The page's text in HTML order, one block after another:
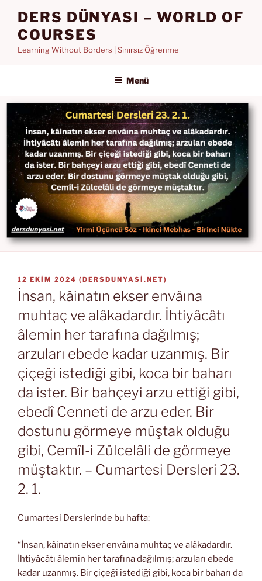
DERS DÜNYASI – WORLD OF
COURSES
Learning Without Borders | Sınırsız Öğrenme
Menü
YAYIM
TARIHI
12 EKIM 2024 (DERSDUNYASI.NET)
İnsan, kâinatın ekser envâına
muhtaç ve alâkadardır. İhtiyâcâtı
âlemin her tarafına dağılmış;
arzuları ebede kadar uzanmış. Bir
çiçeği istediği gibi, koca bir baharı
da ister. Bir bahçeyi arzu ettiği gibi,
ebedî Cenneti de arzu eder. Bir
dostunu görmeye müştak olduğu
gibi, Cemîl-i Zülcelâli de görmeye
müştaktır. – Cumartesi Dersleri 23.
2. 1.
Cumartesi Derslerinde bu hafta:
“İnsan, kâinatın ekser envâına muhtaç ve alâkadardır.
İhtiyâcâtı âlemin her tarafına dağılmış; arzuları ebede
kadar uzanmış. Bir çiçeği istediği gibi, koca bir baharı da